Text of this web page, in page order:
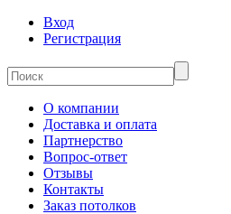
Вход
Регистрация
О компании
Доставка и оплата
Партнерство
Вопрос-ответ
Отзывы
Контакты
Заказ потолков